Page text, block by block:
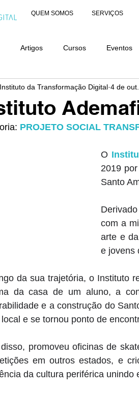
QUEM SOMOS SERVIÇOS
Artigos Cursos Eventos
ORGANIZAÇÕES AWARDS
Instituto da Transformação Digital 4 de
PROJETO SOCIAL
O
2019
Santo
com a
arte e
e jovens
da sua trajetória, o Instituto
da casa de um aluno, a
e a construção do
e se tornou ponto de
promoveu oficinas de
em outros estados, e
da cultura periférica unindo